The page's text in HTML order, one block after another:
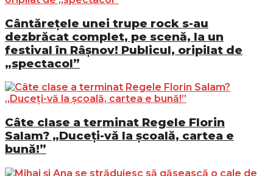
Cântărețele unei trupe rock s-au
dezbrăcat complet, pe scenă, la un
festival în Râșnov! Publicul, oripilat de
„spectacol”
Câte clase a terminat Regele Florin
Salam? „Duceți-vă la școală, cartea e
bună!”